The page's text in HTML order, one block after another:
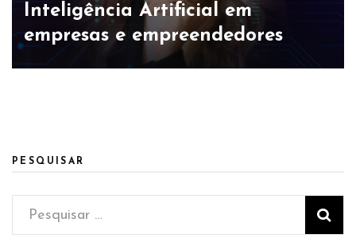
Inteligência Artificial em
empresas e empreendedores
PESQUISAR
Pesquisar
por: